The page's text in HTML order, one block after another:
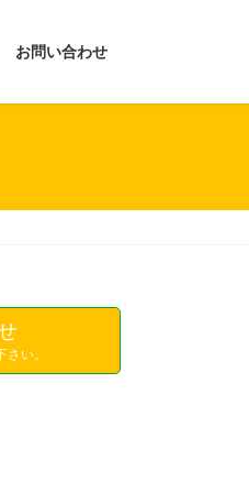
お問い合わせ
い。